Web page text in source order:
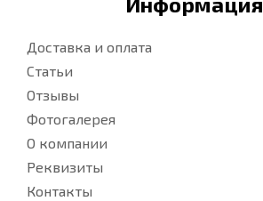
Доставка и оплата
Статьи
Отзывы
Фотогалерея
О компании
Реквизиты
Контакты